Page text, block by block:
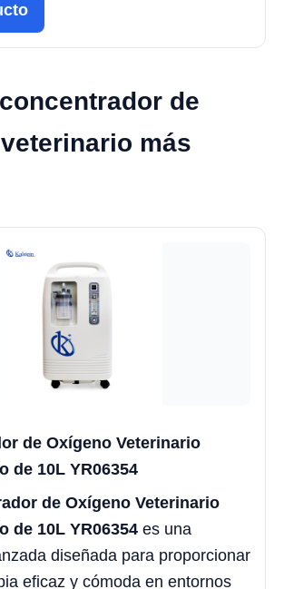
de
más
de Oxígeno Veterinario
de 10L YR06354
de Oxígeno Veterinario
de 10L YR06354 es una
diseñada para proporcionar
eficaz y cómoda en entornos